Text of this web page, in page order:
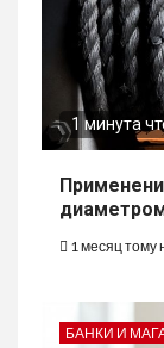
1 минута
1 месяц тому
БАНКИ И